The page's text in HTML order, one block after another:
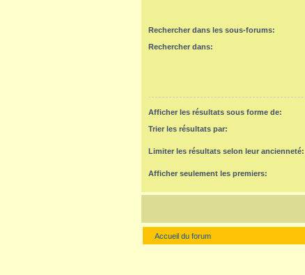
Rechercher dans les sous-forums:
Rechercher dans:
Afficher les résultats sous forme de:
Trier les résultats par:
Limiter les résultats selon leur ancienneté:
Afficher seulement les premiers:
Accueil du forum